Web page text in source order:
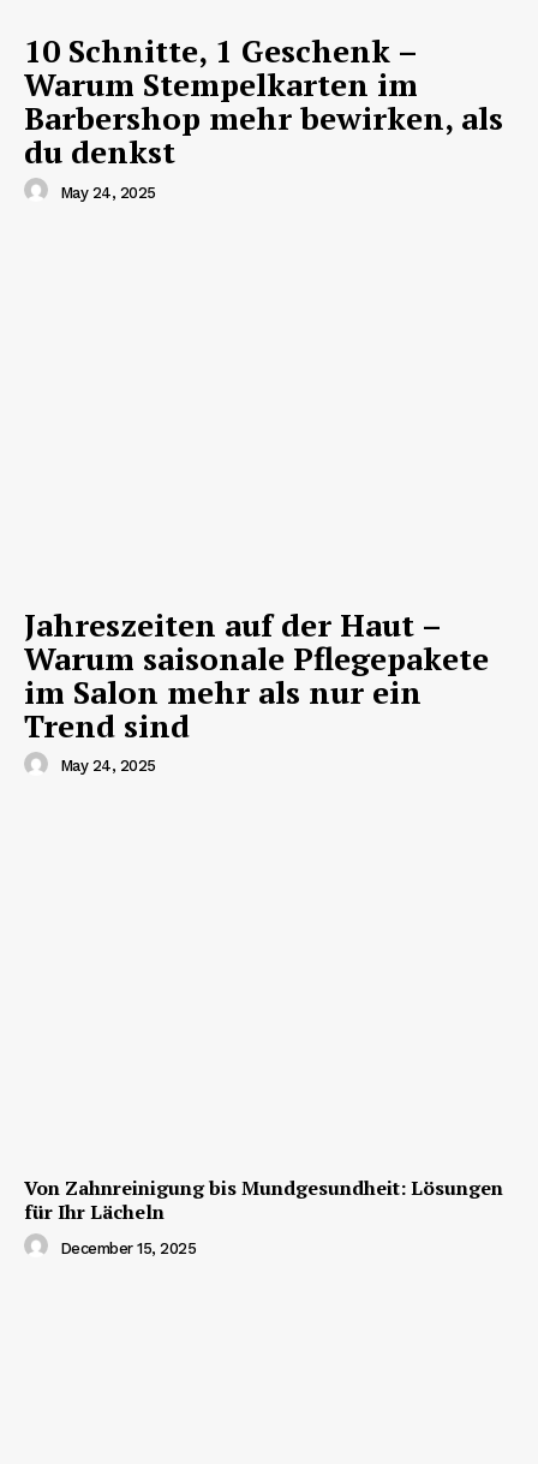
10 Schnitte, 1 Geschenk –
Warum Stempelkarten im
Barbershop mehr bewirken, als
du denkst
May 24, 2025
Jahreszeiten auf der Haut –
Warum saisonale Pflegepakete
im Salon mehr als nur ein
Trend sind
May 24, 2025
Von Zahnreinigung bis Mundgesundheit: Lösungen
für Ihr Lächeln
December 15, 2025